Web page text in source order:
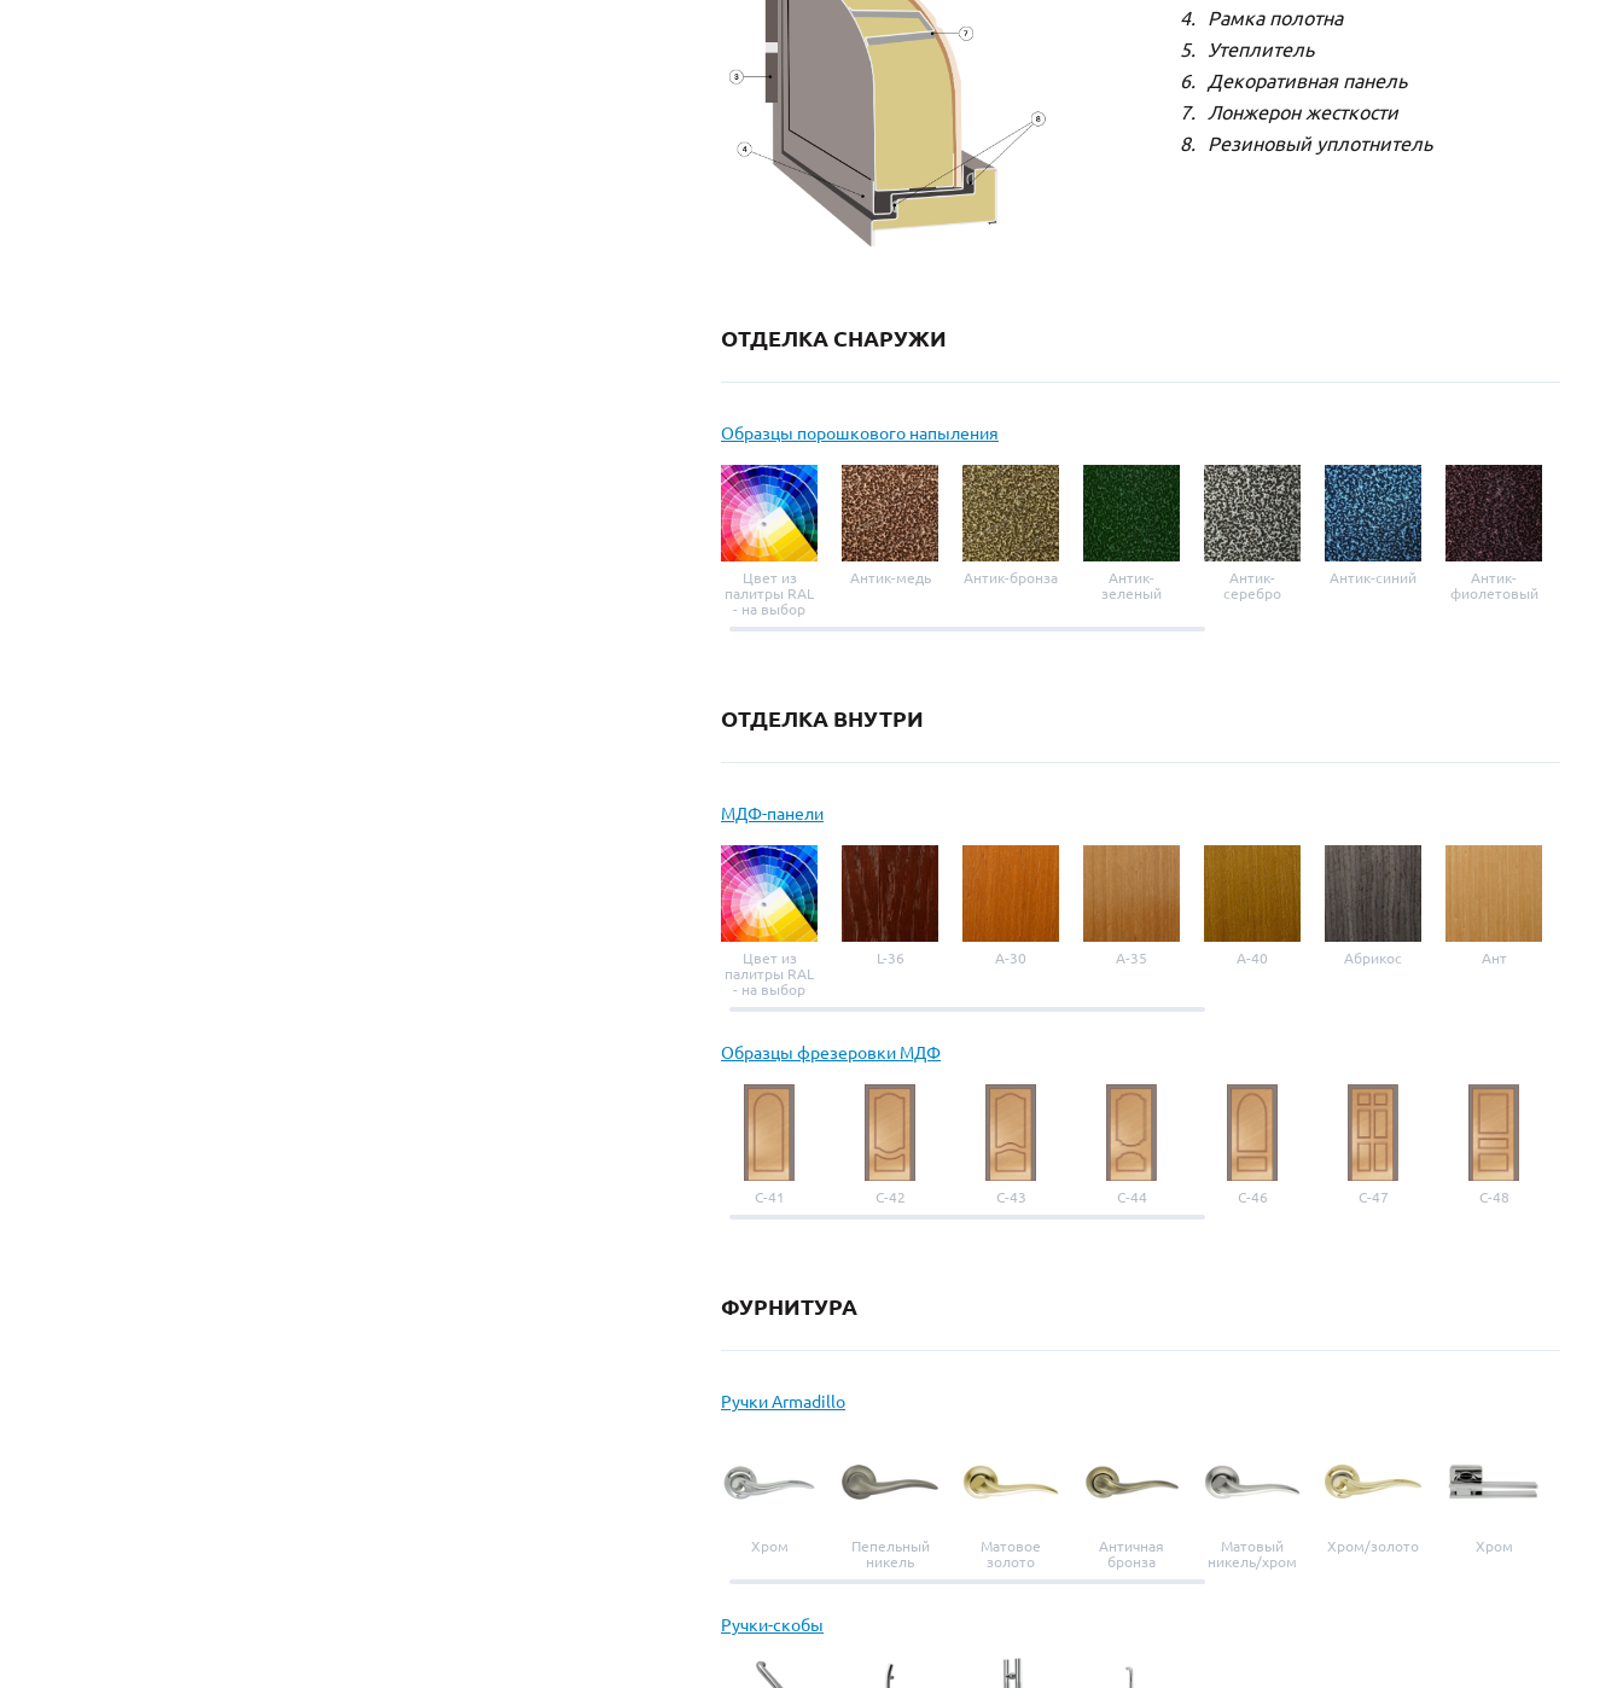
Рамка полотна
Утеплитель
Декоративная панель
Лонжерон жесткости
Резиновый уплотнитель
ОТДЕЛКА СНАРУЖИ
Образцы порошкового напыления
Цвет из
палитры RAL
- на выбор
Антик-медь Антик-бронза
Антик-
зеленый
Антик-
серебро
Антик-синий
Антик-
фиолетовый
ОТДЕЛКА ВНУТРИ
МДФ-панели
Цвет из
палитры RAL
- на выбор
L-36 A-30 A-35 A-40 Абрикос Ант
Образцы фрезеровки МДФ
С-41 С-42 С-43 С-44 С-46 С-47 С-48
ФУРНИТУРА
Ручки Armadillo
Хром
Пепельный
никель
Матовое
золото
Античная
бронза
Матовый
никель/хром
Хром/золото Хром
Ручки-скобы